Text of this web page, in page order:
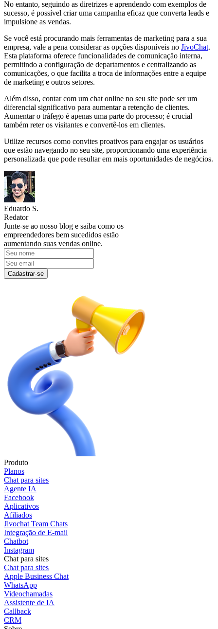
No entanto, seguindo as diretrizes e aprendendo com exemplos de
sucesso, é possível criar uma campanha eficaz que converta leads e
impulsione as vendas.
Se você está procurando mais ferramentas de marketing para a sua
empresa, vale a pena considerar as opções disponíveis no JivoChat.
Esta plataforma oferece funcionalidades de comunicação interna,
permitindo a configuração de departamentos e centralizando as
comunicações, o que facilita a troca de informações entre a equipe
de marketing e outros setores.
Além disso, contar com um chat online no seu site pode ser um
diferencial significativo para aumentar a retenção de clientes.
Aumentar o tráfego é apenas uma parte do processo; é crucial
também reter os visitantes e convertê-los em clientes.
Utilize recursos como convites proativos para engajar os usuários
que estão navegando no seu site, proporcionando uma experiência
personalizada que pode resultar em mais oportunidades de negócios.
Eduardo S.
Redator
Junte-se ao nosso blog e saiba como os
empreendedores bem sucedidos estão
aumentando suas vendas online.
Cadastrar-se
Produto
Planos
Chat para sites
Agente IA
Facebook
Aplicativos
Afiliados
Jivochat Team Chats
Integração de E-mail
Chatbot
Instagram
Chat para sites
Chat para sites
Apple Business Chat
WhatsApp
Videochamadas
Assistente de IA
Callback
CRM